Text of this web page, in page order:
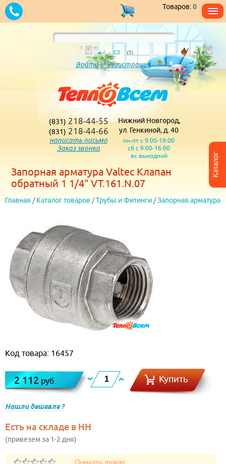
Каталог
Товаров:0
Войти/Регистрация
(831) 218-44-55
(831) 218-44-66
написать письмо
Заказ звонка
Нижний Новгород,
ул. Генкиной, д. 40
пн-пт с 9:00-19:00
сб с 9:00-16:00
вс выходной
Запорная арматура Valtec Клапан
обратный 1 1/4" VT.161.N.07
Главная / Каталог товаров /Трубы и Фитинги /Запорная арматура
Код товара: 16457
2 112 руб. Купить
Нашли дешевле ?
Есть на складе в НН
(привезем за 1-2 дня)